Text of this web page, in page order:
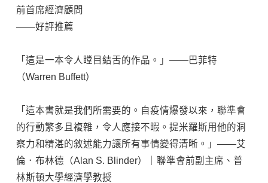
前首席經濟顧問
——好評推薦
「這是一本令人瞠目結舌的作品。」——巴菲特
（Warren Buffett）
「這本書就是我們所需要的。自疫情爆發以來，聯準會
的行動繁多且複雜，令人應接不暇。提米羅斯用他的洞
察力和精湛的敘述能力讓所有事情變得清晰。」——艾
倫．布林德（Alan S. Blinder）｜聯準會前副主席、普
林斯頓大學經濟學教授